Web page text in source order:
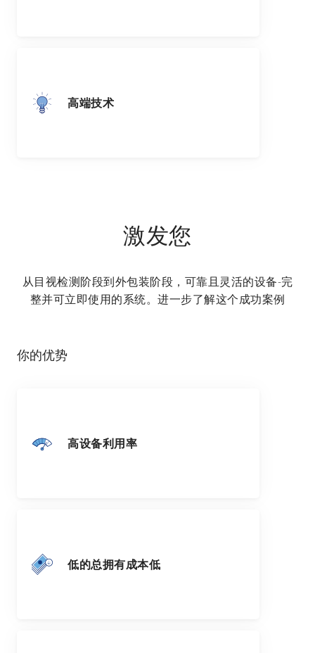
高端技术
激发您
从目视检测阶段到外包装阶段，可靠且灵活的设备-完
整并可立即使用的系统。进一步了解这个成功案例
你的优势
高设备利用率
低的总拥有成本低